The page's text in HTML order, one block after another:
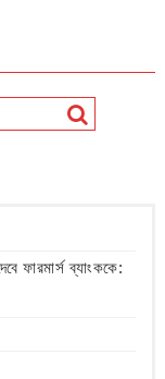
ফারমার্স ব্যাংককে: